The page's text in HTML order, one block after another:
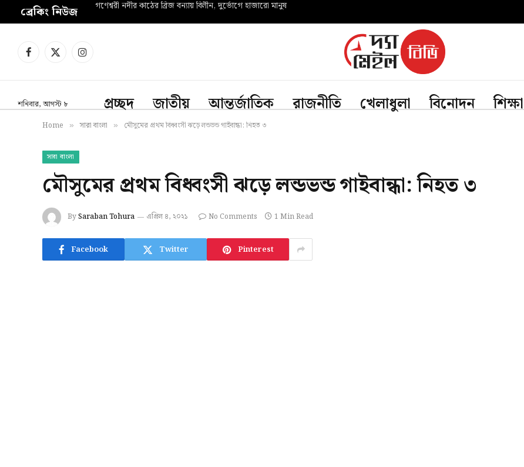
ব্রেকিং নিউজ গণেশ্বরী নদীর কাঠের ব্রিজ বন্যায় বিলীন, দুর্ভোগে হাজারো মানুষ
Facebook
X
Instagram
শনিবার, আগস্ট ৮ প্রচ্ছদ জাতীয় আন্তর্জাতিক রাজনীতি খেলাধুলা বিনোদন শিক্ষা
Home » সারা বাংলা » মৌসুমের প্রথম বিধ্বংসী ঝড়ে লন্ডভন্ড গাইবান্ধা: নিহত ৩
সারা বাংলা
মৌসুমের প্রথম বিধ্বংসী ঝড়ে লন্ডভন্ড গাইবান্ধা: নিহত ৩
BySaraban Tohura এপ্রিল ৪, ২০২১ No Comments 1 Min Read
Facebook Twitter Pinterest